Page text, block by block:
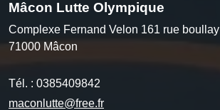
Mâcon Lutte Olympique
Complexe Fernand Velon 161 rue boullay
71000 Mâcon
Tél. : 0385409842
maconlutte@free.fr